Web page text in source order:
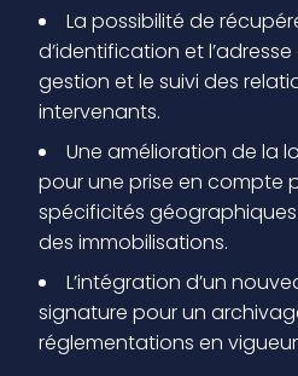
La possibilité de
d’identification et
gestion et le suivi des
intervenants.
Une amélioration de la
pour une prise en compte
spécificités
des immobilisations.
L’intégration d’un
signature pour un
réglementations en